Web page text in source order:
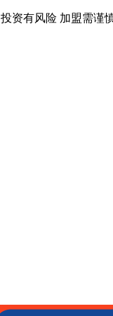
投资有风险 加盟需谨